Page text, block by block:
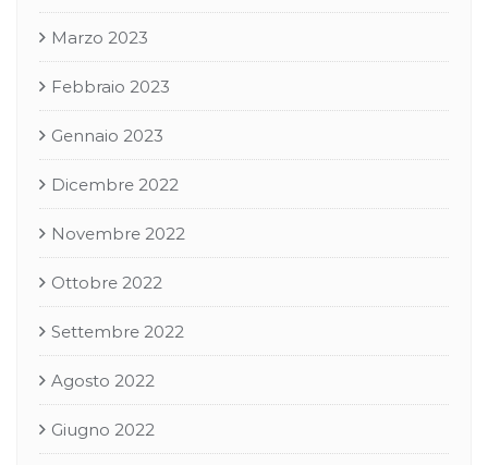
Marzo 2023
Febbraio 2023
Gennaio 2023
Dicembre 2022
Novembre 2022
Ottobre 2022
Settembre 2022
Agosto 2022
Giugno 2022